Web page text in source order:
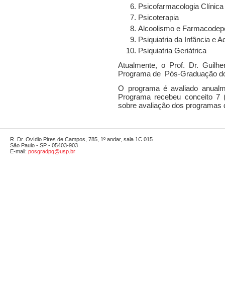
Psicofarmacologia
Psicoterapia
Alcoolismo e
Psiquiatria da Infância e
Psiquiatria Geriátrica
Atualmente, o Prof. Dr.
Programa de Pós-Graduação
O programa é avaliado
Programa recebeu conceito 7
sobre avaliação dos
R. Dr. Ovídio Pires de Campos, 785, 1º andar, sala 1C 015
São Paulo - SP - 05403-903
E-mail: posgradpq@usp.br